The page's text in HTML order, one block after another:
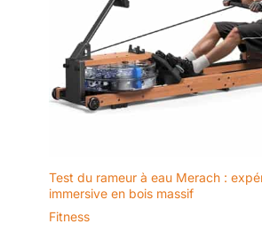
Test du rameur à eau Merach :
immersive en bois massif
Fitness